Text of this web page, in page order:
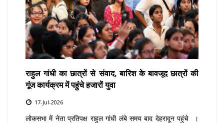
राहुल गांधी का छात्रों से संवाद, बारिश के बावजूद छात्रों की
गूंज कार्यक्रम में पहुंचे हजारों युवा
17-Jul-2026
लोकसभा में नेता प्रतिपक्ष राहुल गांधी लंबे समय बाद देहरादून पहुंचे ।